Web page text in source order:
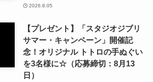
2026.8.05
【プレゼント】「スタジオジブリ
サマー・キャンペーン」開催記
念！オリジナル トトロの手ぬぐい
を3名様に☆（応募締切：8月13
日）